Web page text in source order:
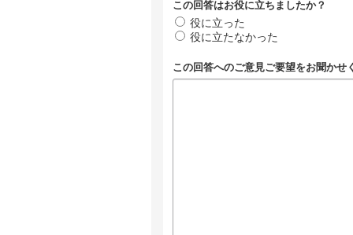
この回答はお役に立ちましたか？
役に立った
役に立たなかった
この回答へのご意見ご要望をお聞かせ